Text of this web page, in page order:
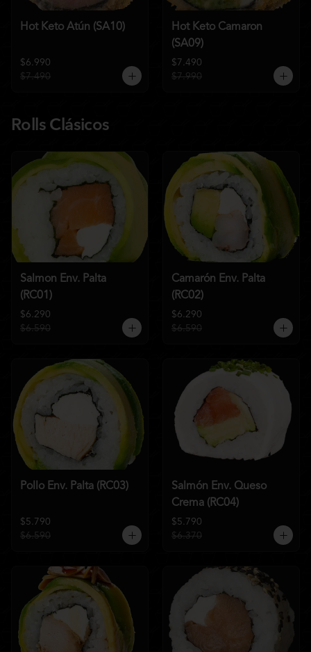
Hot Keto Atún (SA10)
$6.990
$7.490
Hot Keto Camaron
(SA09)
$7.490
$7.990
Rolls Clásicos
Salmon Env. Palta
(RC01)
$6.290
$6.590
Camarón Env. Palta
(RC02)
$6.290
$6.590
Pollo Env. Palta (RC03)
$5.790
$6.590
Salmón Env. Queso
Crema (RC04)
$5.790
$6.370